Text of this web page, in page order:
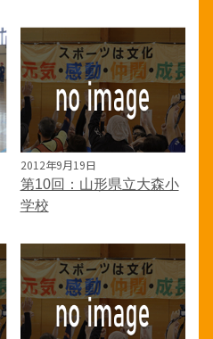
2012年9月19日
第10回：山形県立大森小
学校